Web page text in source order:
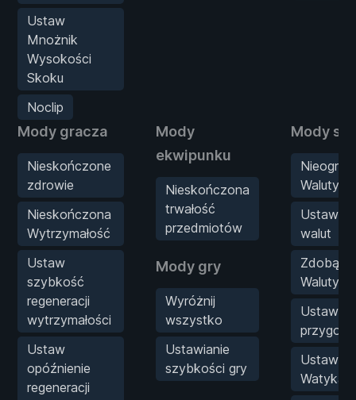
Ustaw
Mnożnik
Wysokości
Skoku
Noclip
Mody gracza
Nieskończone
zdrowie
Nieskończona
Wytrzymałość
Ustaw
szybkość
regeneracji
wytrzymałości
Ustaw
opóźnienie
regeneracji
Mody
ekwipunku
Nieskończona
trwałość
przedmiotów
Mody gry
Wyróżnij
wszystko
Ustawianie
szybkości gry
Mody
Waluty
Ustaw
walut
Zdobądź
Waluty
Ustaw
przygody
Ustaw